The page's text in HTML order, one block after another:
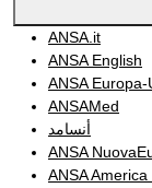
ANSA.it
ANSA English
ANSA Europa-
ANSAMed
أنسامد
ANSA
ANSA America